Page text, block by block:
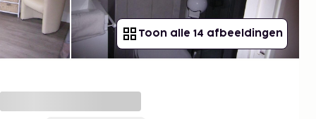
Toon alle 14 afbeeldingen